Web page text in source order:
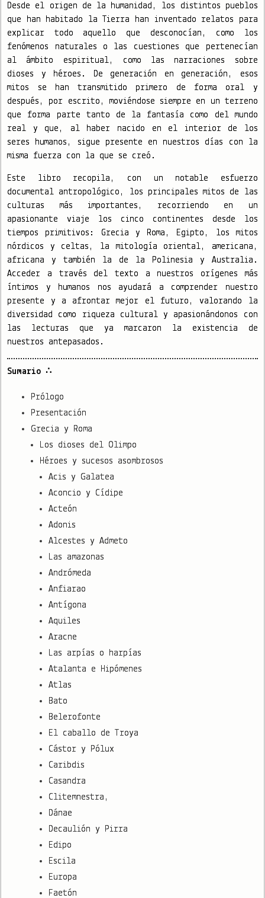
Desde el origen de la humanidad, los distintos pueblos
que han habitado la Tierra han inventado relatos para
explicar todo aquello que desconocían, como los
fenómenos naturales o las cuestiones que pertenecían
al ámbito espiritual, como las narraciones sobre
dioses y héroes. De generación en generación, esos
mitos se han transmitido primero de forma oral y
después, por escrito, moviéndose siempre en un terreno
que forma parte tanto de la fantasía como del mundo
real y que, al haber nacido en el interior de los
seres humanos, sigue presente en nuestros días con la
misma fuerza con la que se creó.
Este libro recopila, con un notable esfuerzo
documental antropológico, los principales mitos de las
culturas más importantes, recorriendo en un
apasionante viaje los cinco continentes desde los
tiempos primitivos: Grecia y Roma, Egipto, los mitos
nórdicos y celtas, la mitología oriental, americana,
africana y también la de la Polinesia y Australia.
Acceder a través del texto a nuestros orígenes más
íntimos y humanos nos ayudará a comprender nuestro
presente y a afrontar mejor el futuro, valorando la
diversidad como riqueza cultural y apasionándonos con
las lecturas que ya marcaron la existencia de
nuestros antepasados.
Sumario ∴
Prólogo
Presentación
Grecia y Roma
Los dioses del Olimpo
Héroes y sucesos asombrosos
Acis y Galatea
Aconcio y Cídipe
Acteón
Adonis
Alcestes y Admeto
Las amazonas
Andrómeda
Anfiarao
Antígona
Aquiles
Aracne
Las arpías o harpías
Atalanta e Hipómenes
Atlas
Bato
Belerofonte
El caballo de Troya
Cástor y Pólux
Caribdis
Casandra
Clitemnestra,
Dánae
Decaulión y Pirra
Edipo
Escila
Europa
Faetón